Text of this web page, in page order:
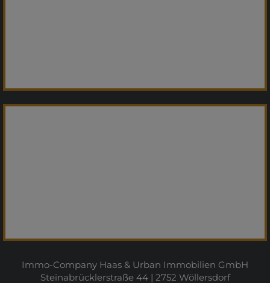
Immo-Company Haas & Urban Immobilien GmbH
Steinabrücklerstraße 44 | 2752 Wöllersdorf